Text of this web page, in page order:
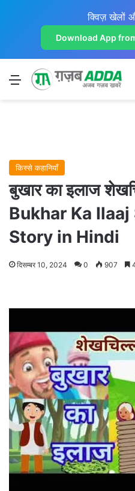
क्विज़ खेलों
Download App
Menu
किस्से कहानियाँ
बुखार का इलाज
Bukhar Ka
Story in Hindi
दिसम्बर 10, 2024 0 907